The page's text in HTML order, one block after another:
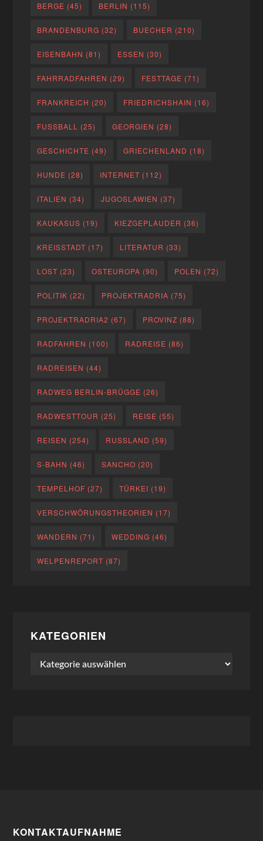
BERGE (45) BERLIN (115)
BRANDENBURG (32) BUECHER (210)
EISENBAHN (81) ESSEN (30)
FAHRRADFAHREN (29) FESTTAGE (71)
FRANKREICH (20) FRIEDRICHSHAIN (16)
FUSSBALL (25) GEORGIEN (28)
GESCHICHTE (49) GRIECHENLAND (18)
HUNDE (28) INTERNET (112)
ITALIEN (34) JUGOSLAWIEN (37)
KAUKASUS (19) KIEZGEPLAUDER (36)
KREISSTADT (17) LITERATUR (33)
LOST (23) OSTEUROPA (90) POLEN (72)
POLITIK (22) PROJEKTRADRIA (75)
PROJEKTRADRIA2 (67) PROVINZ (88)
RADFAHREN (100) RADREISE (86)
RADREISEN (44)
RADWEG BERLIN-BRÜGGE (26)
RADWESTTOUR (25) REISE (55)
REISEN (254) RUSSLAND (59)
S-BAHN (46) SANCHO (20)
TEMPELHOF (27) TÜRKEI (19)
VERSCHWÖRUNGSTHEORIEN (17)
WANDERN (71) WEDDING (46)
WELPENREPORT (87)
KATEGORIEN
Kategorien
KONTAKTAUFNAHME